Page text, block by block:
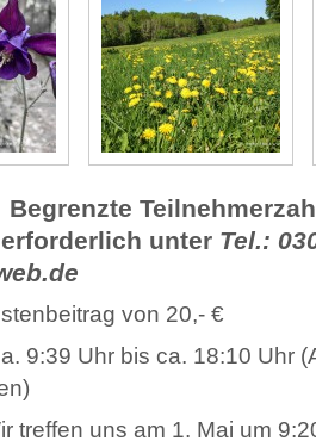
unter Tel.:
von 20,- €
9:39 Uhr bis ca. 18:10 Uhr
treffen uns am 1. Mai um